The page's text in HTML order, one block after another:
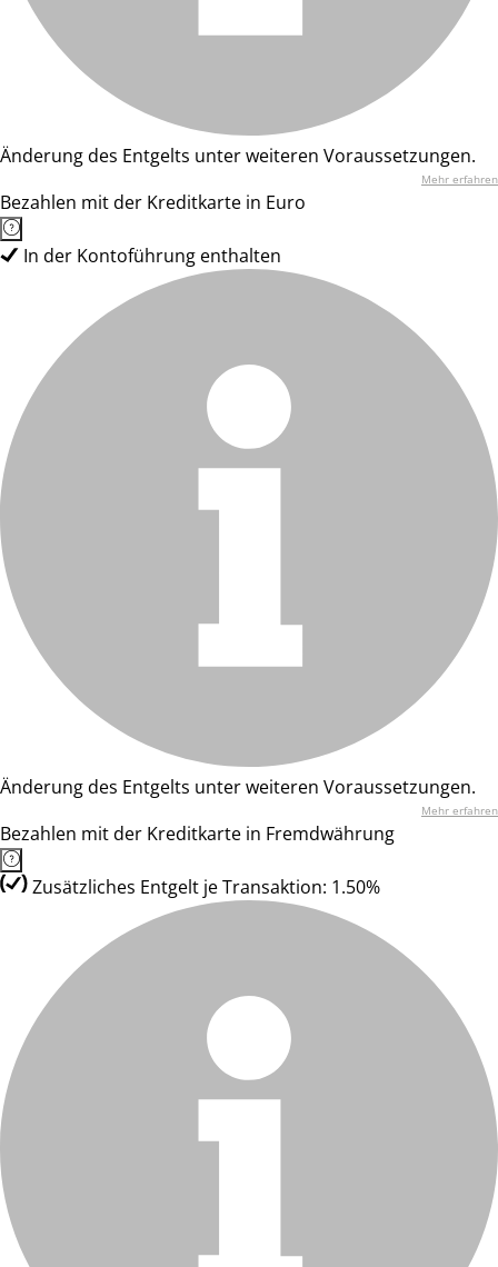
Änderung des Entgelts unter weiteren Voraussetzungen.
Mehr erfahren
Bezahlen mit der Kreditkarte in Euro
In der Kontoführung enthalten
Änderung des Entgelts unter weiteren Voraussetzungen.
Mehr erfahren
Bezahlen mit der Kreditkarte in Fremdwährung
Zusätzliches Entgelt je Transaktion: 1.50%